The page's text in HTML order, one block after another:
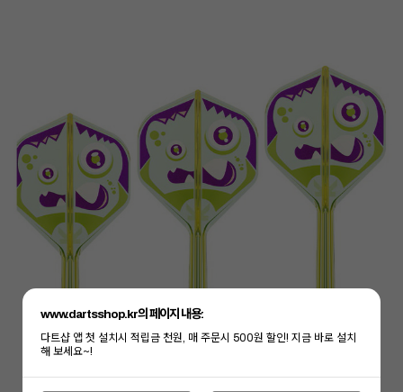
www.dartsshop.kr의 페이지 내용:
다트샵 앱 첫 설치시 적립금 천원, 매 주문시 500원 할인! 지금 바로 설치
해 보세요~!